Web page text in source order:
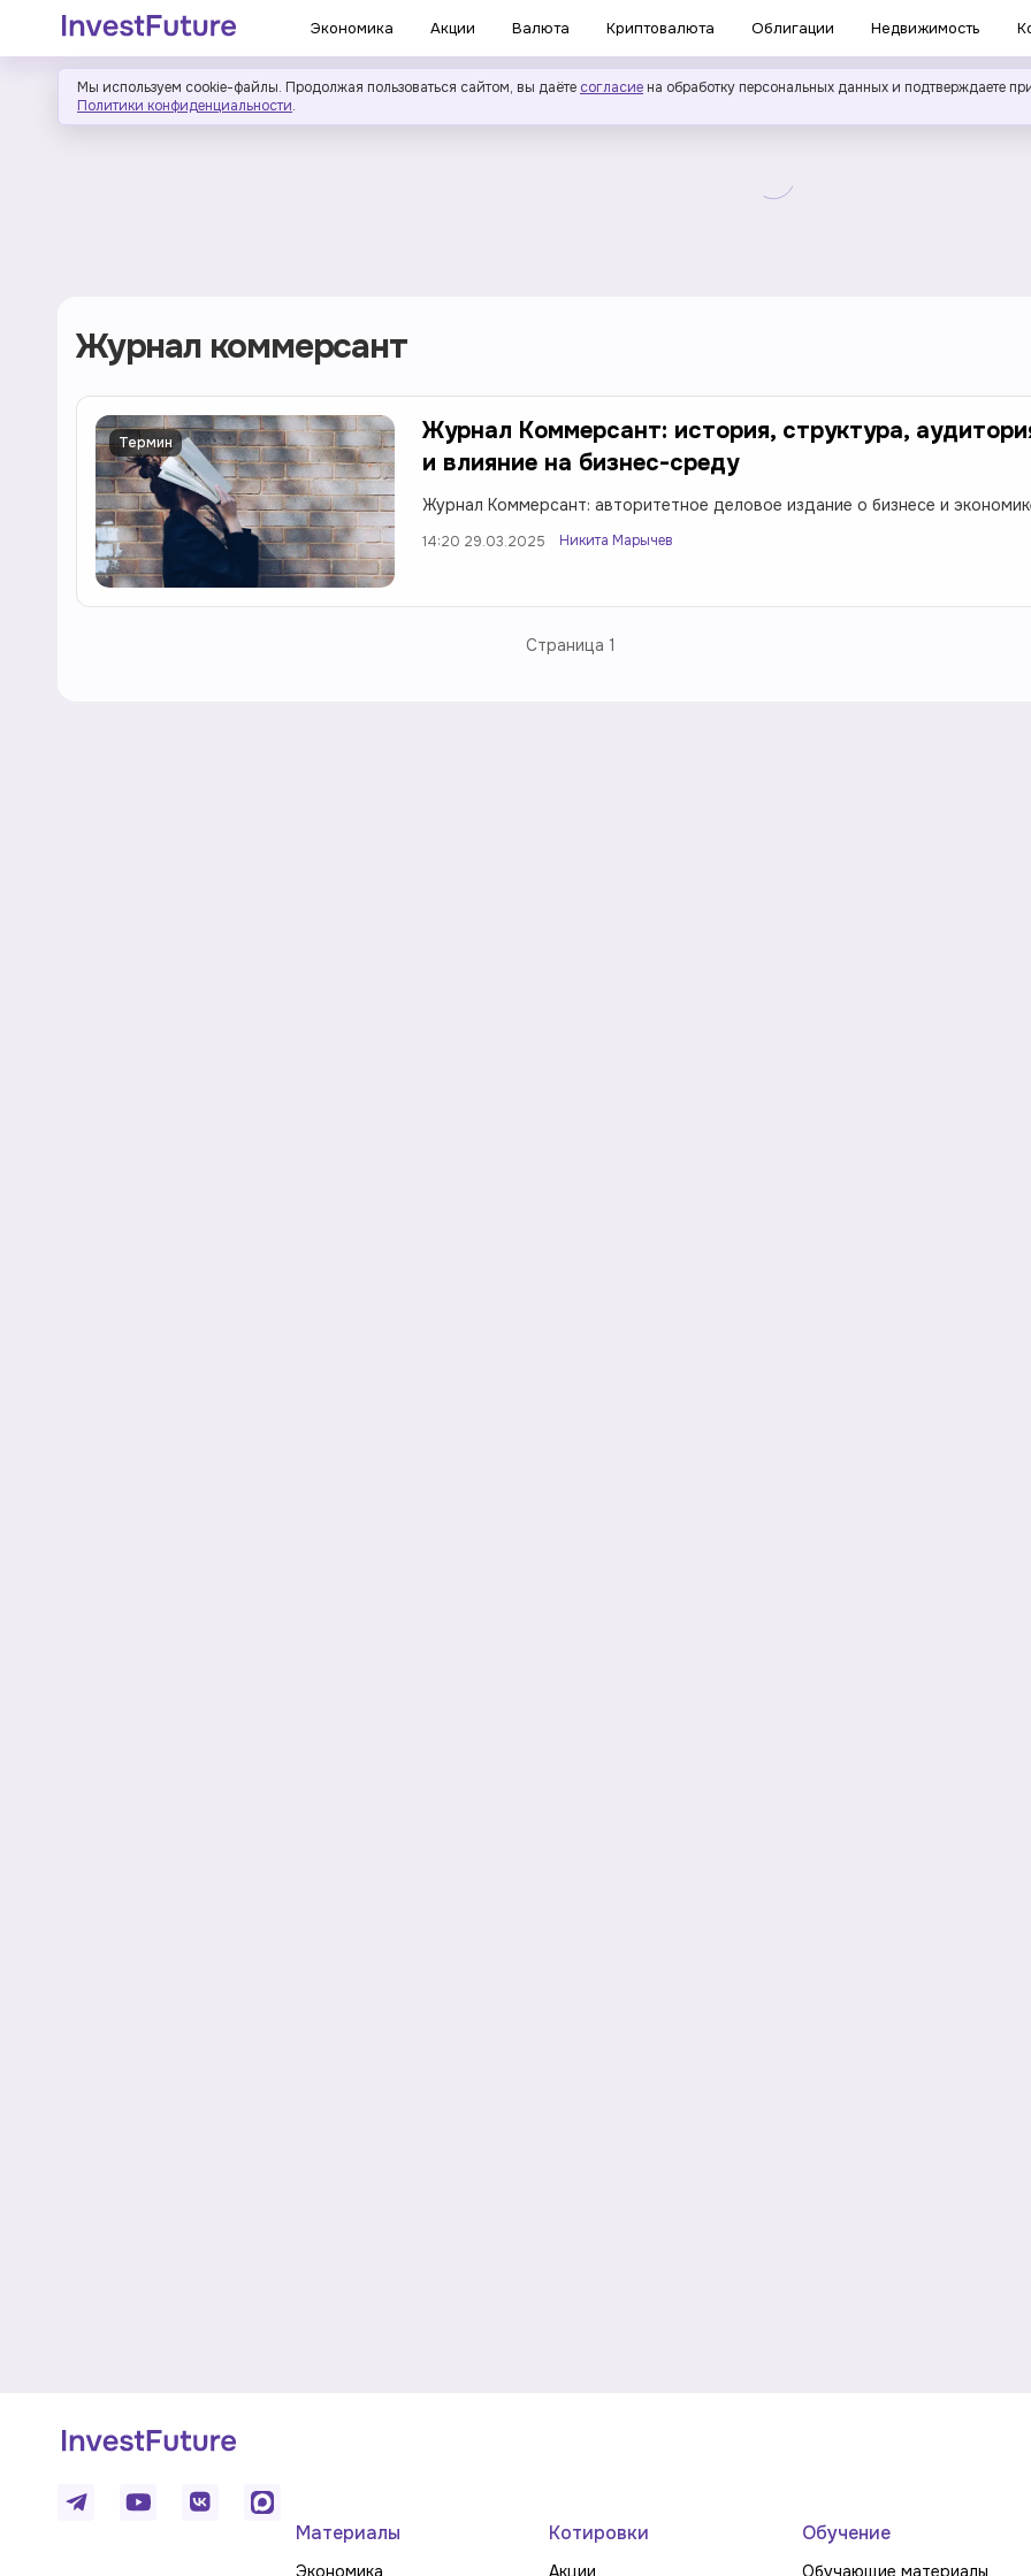
Экономика Акции Валюта Криптовалюта Облигации Недвижимость
Мы используем cookie-файлы. Продолжая пользоваться сайтом, вы даёте согласие на обработку персональных данных и подтверждаете
Политики конфиденциальности.
Журнал коммерсант
Термин
Журнал Коммерсант: история, структура,
и влияние на бизнес-среду
Журнал Коммерсант: авторитетное деловое издание о бизнесе и
14:20 29.03.2025 Никита Марычев
Страница 1
Материалы
Экономика
Котировки
Акции
Обучение
Обучающие материалы